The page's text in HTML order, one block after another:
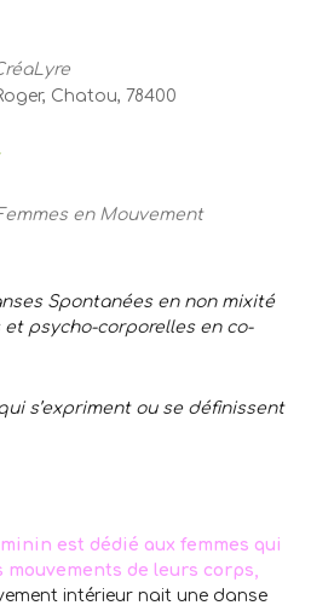
Chatou, 78400
en Mouvement
Spontanées en non mixité
psycho-corporelles en co-
s’expriment ou se définissent
est dédié aux femmes qui
de leurs corps,
intérieur nait une danse